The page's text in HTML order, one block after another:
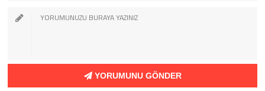
YORUMUNU GÖNDER